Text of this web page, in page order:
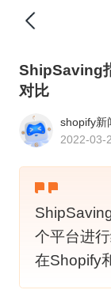
ShipSaving
对比
shopify新
2022-03-
个平台进
在Shopify